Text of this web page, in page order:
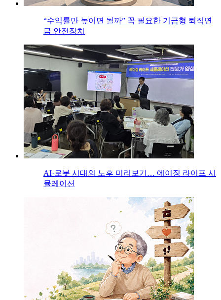
“수익률만 높이면 될까” 꼭 필요한 기금형 퇴직연
금 안전장치
AI·로봇 시대의 노후 미리보기… 에이징 라이프 시
뮬레이션